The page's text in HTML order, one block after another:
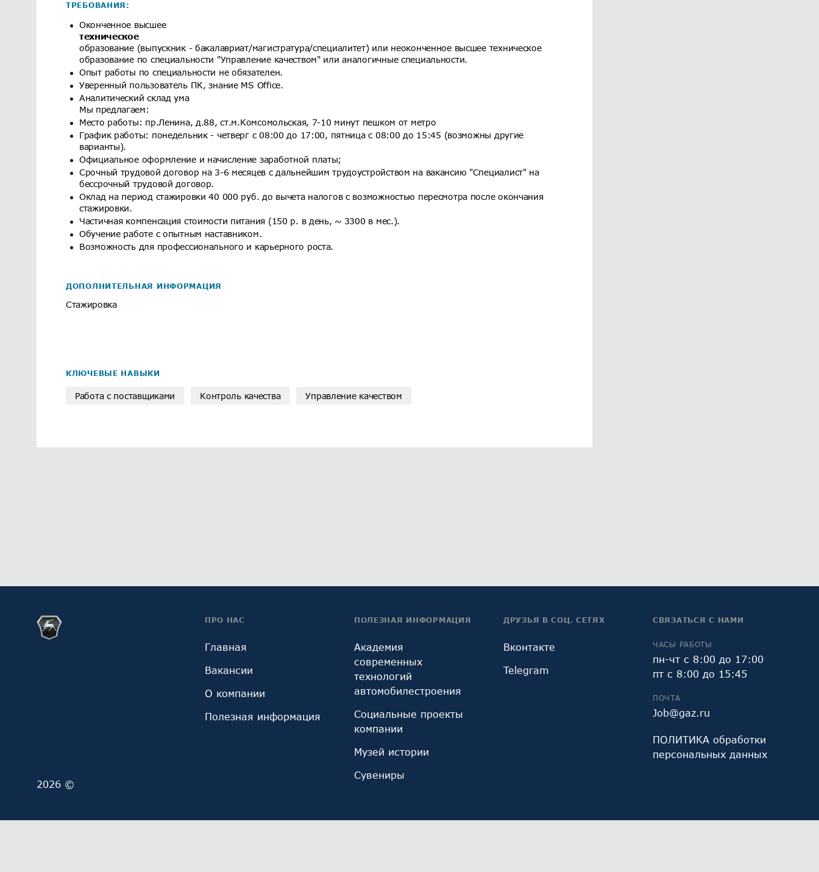
ТРЕБОВАНИЯ:
Оконченное высшее
техническое
образование (выпускник - бакалавриат/магистратура/специалитет) или неоконченное высшее техническое
образование по специальности "Управление качеством" или аналогичные специальности.
Опыт работы по специальности не обязателен.
Уверенный пользователь ПК, знание MS Office.
Аналитический склад ума
Мы предлагаем:
Место работы: пр.Ленина, д.88, ст.м.Комсомольская, 7-10 минут пешком от метро
График работы: понедельник - четверг с 08:00 до 17:00, пятница с 08:00 до 15:45 (возможны другие
варианты).
Официальное оформление и начисление заработной платы;
Срочный трудовой договор на 3-6 месяцев с дальнейшим трудоустройством на вакансию "Специалист" на
бессрочный трудовой договор.
Оклад на период стажировки 40 000 руб. до вычета налогов с возможностью пересмотра после окончания
стажировки.
Частичная компенсация стоимости питания (150 р. в день, ~ 3300 в мес.).
Обучение работе с опытным наставником.
Возможность для профессионального и карьерного роста.
ДОПОЛНИТЕЛЬНАЯ ИНФОРМАЦИЯ
Стажировка
КЛЮЧЕВЫЕ НАВЫКИ
Работа с поставщиками Контроль качества Управление качеством
2026 ©
ПРО НАС
Главная
Вакансии
О компании
Полезная информация
ПОЛЕЗНАЯ ИНФОРМАЦИЯ
Академия
современных
технологий
автомобилестроения
Социальные проекты
компании
Музей истории
Сувениры
ДРУЗЬЯ В СОЦ. СЕТЯХ
Вконтакте
Telegram
СВЯЗАТЬСЯ С НАМИ
ЧАСЫ РАБОТЫ
пн-чт с 8:00 до 17:00
пт с 8:00 до 15:45
ПОЧТА
Job@gaz.ru
ПОЛИТИКА обработки
персональных данных